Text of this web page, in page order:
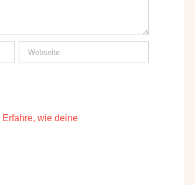
Erfahre, wie deine